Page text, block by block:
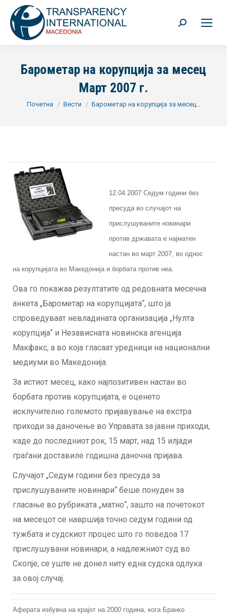
Search:
Барометар на корупција за месец
Март 2007 г.
You are here:
Почетна Вести Барометар на корупција за месец…
12.04.2007 Седум години без
пресуда во случајот на
прислушуваните новинари
против државата е најматен
настан во март 2007, во однос
на корупцијата во Македонија и борбата против неа.
Ова го покажаа резултатите од редовната месечна
анкета „Барометар на корупцијата“, што ја
спроведуваат невладината организација „Нулта
корупција“ и Независната новинска агенција
Макфакс, а во која гласаат уредници на национални
медиуми во Македонија.
За истиот месец, како најпозитивен настан во
борбата против корупцијата, е оценето
исклучително големото пријавување на екстра
приходи за даночење во Управата за јавни приходи,
каде до последниот рок, 15 март, над 15 илјади
граѓани доставиле годишна даночна пријава.
Случајот „Седум години без пресуда за
прислушуваните новинари“ беше понуден за
гласање во рубриката „матно“, зашто на почетокот
на месецот се навршија точно седум години од
тужбата и судскиот процес што го поведоа 17
прислушувани новинари, а надлежниот суд во
Скопје, се уште не донел ниту една судска одлука
за овој случај.
Аферата избувна на крајот на 2000 година, кога Бранко